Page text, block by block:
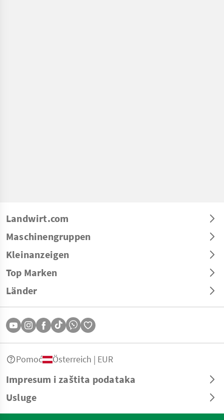
Landwirt.com
Maschinengruppen
Kleinanzeigen
Top Marken
Länder
Impresum i zaštita podataka
Usluge
Pomoć Österreich | EUR